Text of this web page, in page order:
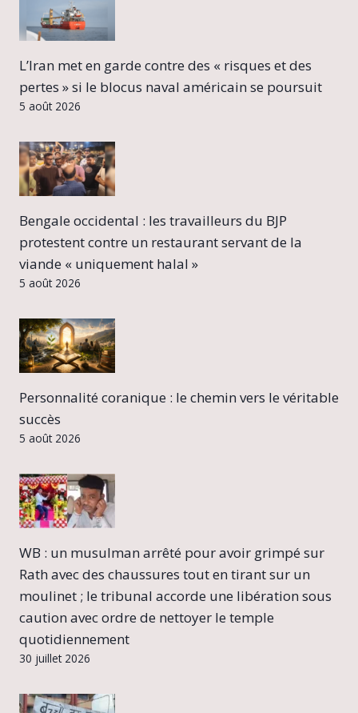
L’Iran met en garde contre des « risques et des
pertes » si le blocus naval américain se poursuit
5 août 2026
Bengale occidental : les travailleurs du BJP
protestent contre un restaurant servant de la
viande « uniquement halal »
5 août 2026
Personnalité coranique : le chemin vers le véritable
succès
5 août 2026
WB : un musulman arrêté pour avoir grimpé sur
Rath avec des chaussures tout en tirant sur un
moulinet ; le tribunal accorde une libération sous
caution avec ordre de nettoyer le temple
quotidiennement
30 juillet 2026